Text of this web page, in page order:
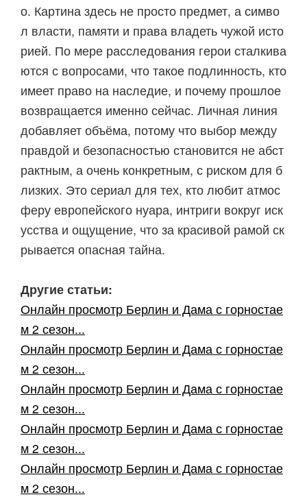
о. Картина здесь не просто предмет, а симво
л власти, памяти и права владеть чужой исто
рией. По мере расследования герои сталкива
ются с вопросами, что такое подлинность, кто
имеет право на наследие, и почему прошлое
возвращается именно сейчас. Личная линия
добавляет объёма, потому что выбор между
правдой и безопасностью становится не абст
рактным, а очень конкретным, с риском для б
лизких. Это сериал для тех, кто любит атмос
феру европейского нуара, интриги вокруг иск
усства и ощущение, что за красивой рамой ск
рывается опасная тайна.
Другие статьи:
Онлайн просмотр Берлин и Дама с горностае
м 2 сезон...
Онлайн просмотр Берлин и Дама с горностае
м 2 сезон...
Онлайн просмотр Берлин и Дама с горностае
м 2 сезон...
Онлайн просмотр Берлин и Дама с горностае
м 2 сезон...
Онлайн просмотр Берлин и Дама с горностае
м 2 сезон...